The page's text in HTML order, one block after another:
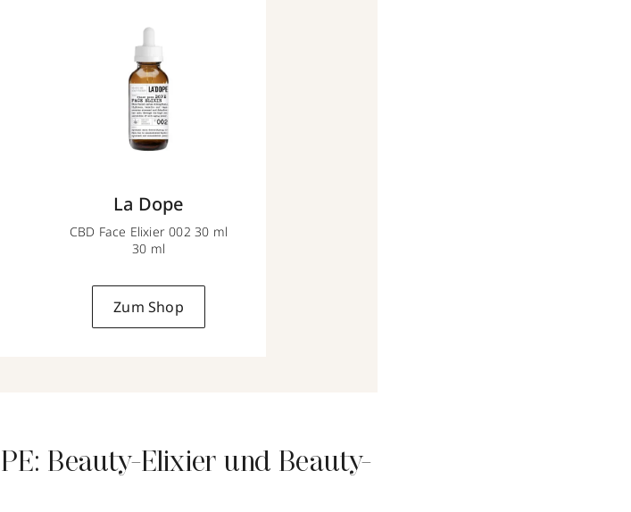
La Dope
CBD Face Elixier 002 30 ml
30 ml
Zum Shop
Beauty-Elixier und Beauty-